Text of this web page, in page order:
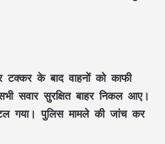
टक्कर के बाद वाहनों को काफी
सवार सुरक्षित बाहर निकल आए।
गया। पुलिस मामले की जांच कर